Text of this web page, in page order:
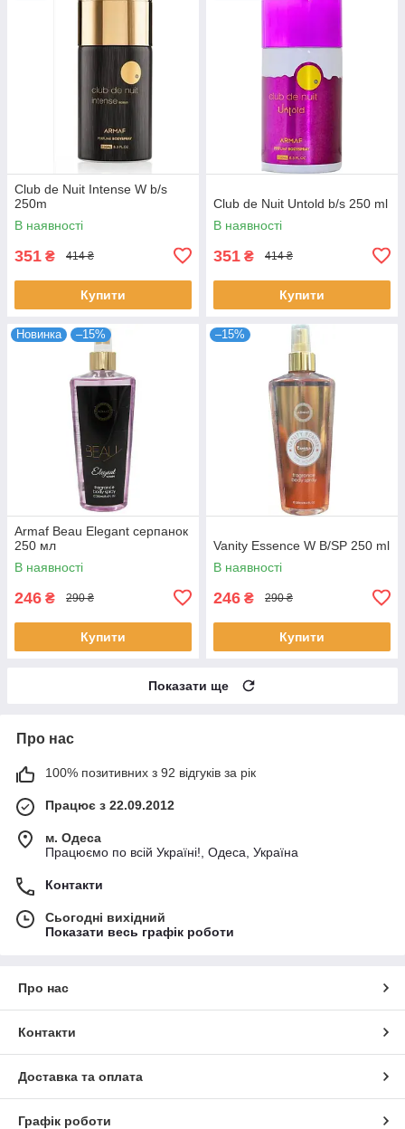
Club de Nuit Intense W b/s
250m
В наявності
351 ₴ 414 ₴
Купити
Club de Nuit Untold b/s 250 ml
В наявності
351 ₴ 414 ₴
Купити
Новинка –15%
Armaf Beau Elegant серпанок
250 мл
В наявності
246 ₴ 290 ₴
Купити
–15%
Vanity Essence W B/SP 250 ml
В наявності
246 ₴ 290 ₴
Купити
Показати ще
Про нас
100% позитивних з 92 відгуків за рік
Працює з 22.09.2012
м. Одеса
Працюємо по всій Україні!, Одеса, Україна
Контакти
Сьогодні вихідний
Показати весь графік роботи
Про нас
Контакти
Доставка та оплата
Графік роботи